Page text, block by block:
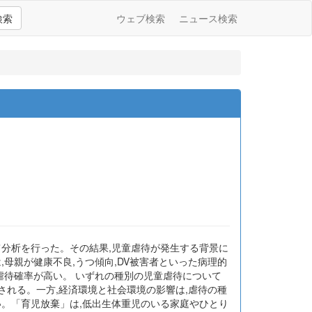
索 ウェブ検索 ニュース検索
析を行った。その結果,児童虐待が発生する背景に
親が健康不良,うつ傾向,DV被害者といった病理的
確率が高い。 いずれの種別の児童虐待について
る。一方,経済環境と社会環境の影響は,虐待の種
「育児放棄」は,低出生体重児のいる家庭やひとり